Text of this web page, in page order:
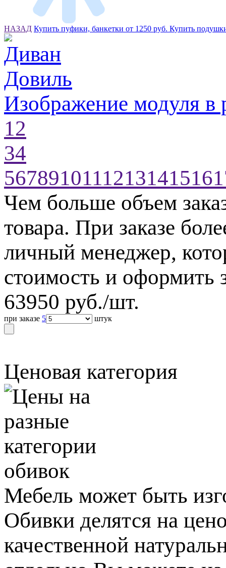
НАЗАД Купить пуфики, банкетки от 1250 руб. Купить
Изображение модуля в
12
34
5678910111213141516
Чем больше объем
товара. При заказе
личный менеджер,
стоимость и оформить
63950 руб./шт.
при заказе 5 штук
Ценовая категория
Мебель может быть
Обивки делятся на
качественной